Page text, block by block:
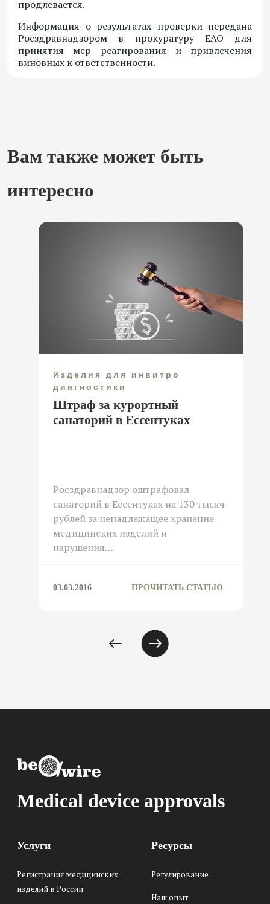
продлевается.
Информация о результатах проверки передана
Росздравнадзором в прокуратуру ЕАО для
принятия мер реагирования и привлечения
виновных к ответственности.
Вам также может быть
интересно
Изделия для инвитро
диагностики
Штраф за курортный
санаторий в Ессентуках
Росздравнадзор оштрафовал
санаторий в Ессентуках на 130 тысяч
рублей за ненадлежащее хранение
медицинских изделий и
нарушения…
03.03.2016 ПРОЧИТАТЬ СТАТЬЮ
Medical device approvals
Услуги
Регистрация медицинских
изделий в России
Ресурсы
Регулирование
Наш опыт